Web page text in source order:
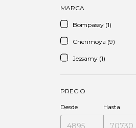
MARCA
Bompassy (1)
Cherimoya (9)
Jessamy (1)
PRECIO
Desde Hasta